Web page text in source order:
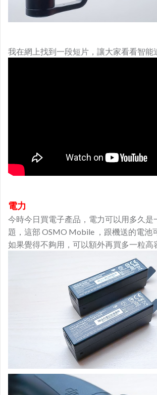
我在網上找到一段短片，讓大家看看智能
電力
今時今日買電子產品，電力可以用多久是
題，這部 OSMO Mobile ，跟機送的電池
如果覺得不夠用，可以額外再買多一粒高